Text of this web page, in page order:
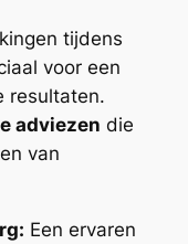
tijdens
voor een
resultaten.
adviezen die
van
Een ervaren